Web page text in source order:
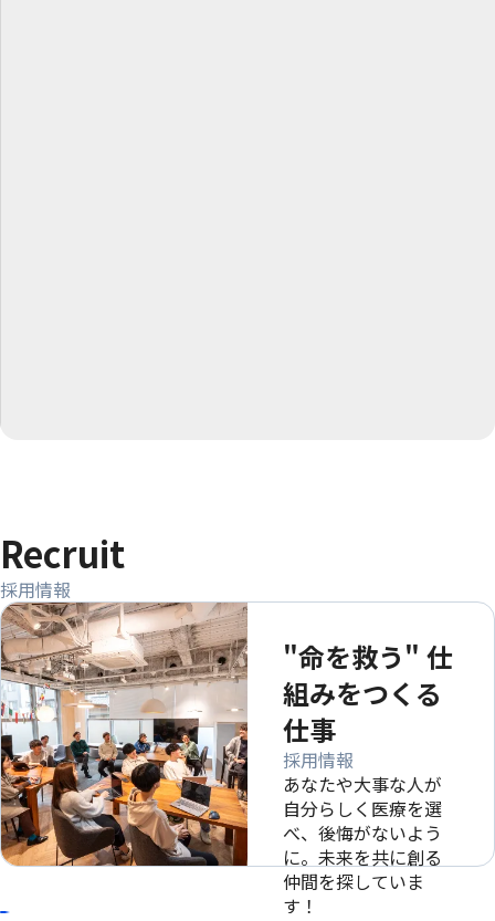
Recruit
採用情報
"命を救う" 仕
組みをつくる
仕事
採用情報
あなたや大事な人が
自分らしく医療を選
べ、後悔がないよう
に。未来を共に創る
仲間を探していま
す！